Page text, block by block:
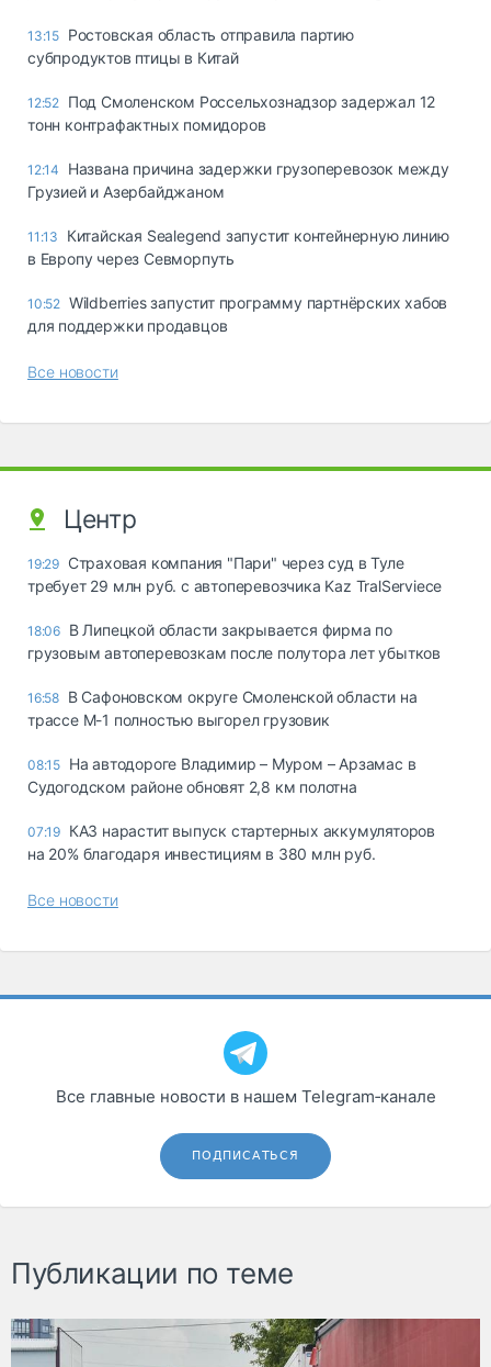
13:15 Ростовская область отправила партию
субпродуктов птицы в Китай
12:52 Под Смоленском Россельхознадзор задержал 12
тонн контрафактных помидоров
12:14
Названа причина задержки грузоперевозок между
Грузией и Азербайджаном
11:13
Китайская Sealegend запустит контейнерную линию
в Европу через Севморпуть
10:52 Wildberries запустит программу партнёрских хабов
для поддержки продавцов
Все новости
Центр
19:29 Страховая компания "Пари" через суд в Туле
требует 29 млн руб. с автоперевозчика Kaz TralServiece
18:06 В Липецкой области закрывается фирма по
грузовым автоперевозкам после полутора лет убытков
16:58 В Сафоновском округе Смоленской области на
трассе М-1 полностью выгорел грузовик
08:15 На автодороге Владимир – Муром – Арзамас в
Судогодском районе обновят 2,8 км полотна
07:19 КАЗ нарастит выпуск стартерных аккумуляторов
на 20% благодаря инвестициям в 380 млн руб.
Все новости
Все главные новости в нашем Telegram‑канале
ПОДПИСАТЬСЯ
Публикации по теме